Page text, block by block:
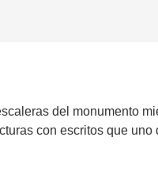
del monumento
con escritos que